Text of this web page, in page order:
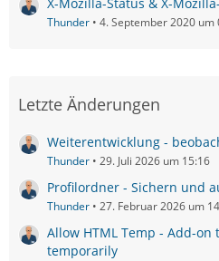
Thunder 4. September 2020 um
Letzte Änderungen
Weiterentwicklung -
Thunder 29. Juli 2026 um 15:16
Profilordner - Sichern und
Thunder 27. Februar 2026 um
Allow HTML Temp - Add-on
temporarily